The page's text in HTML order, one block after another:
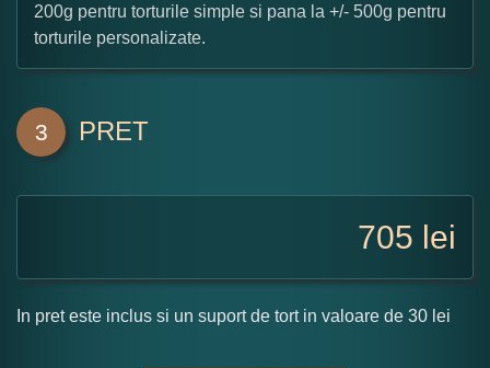
200g pentru torturile simple si pana la +/- 500g pentru
torturile personalizate.
3 PRET
705 lei
In pret este inclus si un suport de tort in valoare de 30 lei